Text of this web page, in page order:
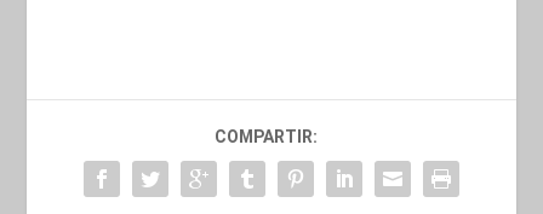
COMPARTIR: